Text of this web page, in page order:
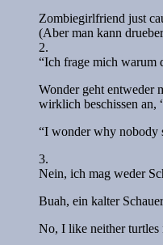
Zombiegirlfriend just
(Aber man kann
2.
“Ich frage mich warum
Wonder geht entweder
wirklich beschissen an,
“I wonder why nobody
3.
Nein, ich mag weder
Buah, ein kalter
No, I like neither turtles